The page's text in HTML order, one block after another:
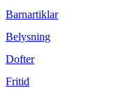
Barnartiklar
Belysning
Dofter
Fritid